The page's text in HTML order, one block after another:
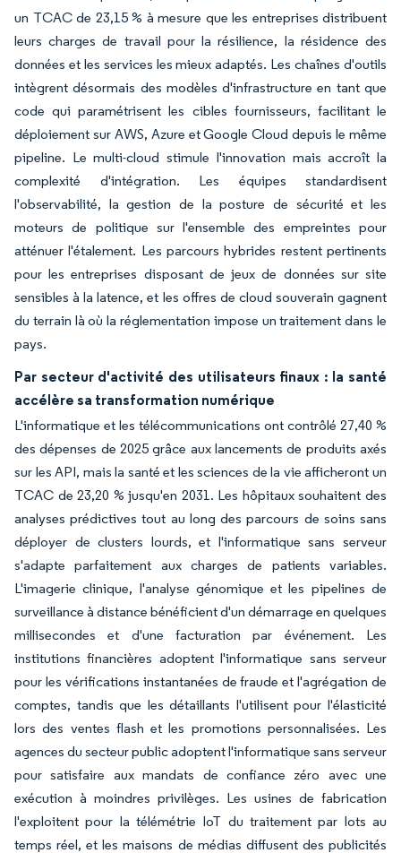
un TCAC de 23,15 % à mesure que les entreprises distribuent
leurs charges de travail pour la résilience, la résidence des
données et les services les mieux adaptés. Les chaînes d'outils
intègrent désormais des modèles d'infrastructure en tant que
code qui paramétrisent les cibles fournisseurs, facilitant le
déploiement sur AWS, Azure et Google Cloud depuis le même
pipeline. Le multi-cloud stimule l'innovation mais accroît la
complexité d'intégration. Les équipes standardisent
l'observabilité, la gestion de la posture de sécurité et les
moteurs de politique sur l'ensemble des empreintes pour
atténuer l'étalement. Les parcours hybrides restent pertinents
pour les entreprises disposant de jeux de données sur site
sensibles à la latence, et les offres de cloud souverain gagnent
du terrain là où la réglementation impose un traitement dans le
pays.
Par secteur d'activité des utilisateurs finaux : la santé
accélère sa transformation numérique
L'informatique et les télécommunications ont contrôlé 27,40 %
des dépenses de 2025 grâce aux lancements de produits axés
sur les API, mais la santé et les sciences de la vie afficheront un
TCAC de 23,20 % jusqu'en 2031. Les hôpitaux souhaitent des
analyses prédictives tout au long des parcours de soins sans
déployer de clusters lourds, et l'informatique sans serveur
s'adapte parfaitement aux charges de patients variables.
L'imagerie clinique, l'analyse génomique et les pipelines de
surveillance à distance bénéficient d'un démarrage en quelques
millisecondes et d'une facturation par événement. Les
institutions financières adoptent l'informatique sans serveur
pour les vérifications instantanées de fraude et l'agrégation de
comptes, tandis que les détaillants l'utilisent pour l'élasticité
lors des ventes flash et les promotions personnalisées. Les
agences du secteur public adoptent l'informatique sans serveur
pour satisfaire aux mandats de confiance zéro avec une
exécution à moindres privilèges. Les usines de fabrication
l'exploitent pour la télémétrie IoT du traitement par lots au
temps réel, et les maisons de médias diffusent des publicités